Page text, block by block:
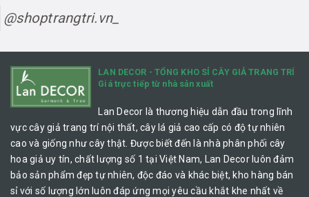
@shoptrangtri.vn_
LAN DECOR - TỔNG KHO SỈ CÂY GIẢ TRANG TRÍ
Giá trực tiếp từ nhà sản xuất
Lan Decor là thương hiệu dẫn đầu trong lĩnh
vực cây giả trang trí nội thất, cây lá giả cao cấp có độ tự nhiên
cao và giống như cây thật. Được biết đến là nhà phân phối cây
hoa giả uy tín, chất lượng số 1 tại Việt Nam, Lan Decor luôn đảm
bảo sản phẩm đẹp tự nhiên, độc đáo và khác biệt, kho hàng bán
sỉ với số lượng lớn luôn đáp ứng mọi yêu cầu khắt khe nhất về